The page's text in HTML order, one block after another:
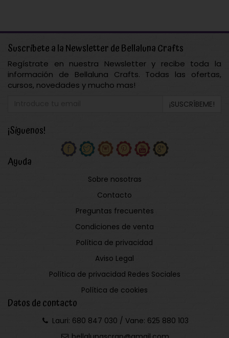
Suscríbete a la Newsletter de Bellaluna Crafts
Regístrate en nuestra Newsletter y recibe toda la
información de Bellaluna Crafts. Todas las ofertas,
cursos, novedades y mucho mas!
¡SUSCRÍBEME!
¡Síguenos!
Ayuda
Sobre nosotras
Contacto
Preguntas frecuentes
Condiciones de venta
Política de privacidad
Aviso Legal
Política de privacidad Redes Sociales
Política de cookies
Datos de contacto
Lauri: 680 847 030 / Vane: 625 880 103
bellalunascrap@gmail.com